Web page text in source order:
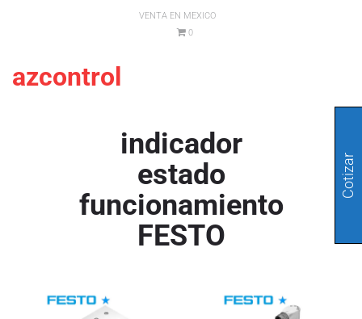
VENTA EN MEXICO
0
azcontrol
indicador
estado
funcionamiento
FESTO
Cotizar